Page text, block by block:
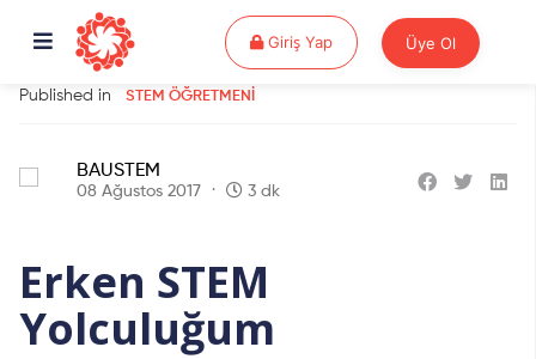
Giriş YapGiriş Yap Üye Ol
Published in STEM ÖĞRETMENI
BAUSTEM
08 Ağustos 2017 3 dk
Erken STEM
Yolculuğum